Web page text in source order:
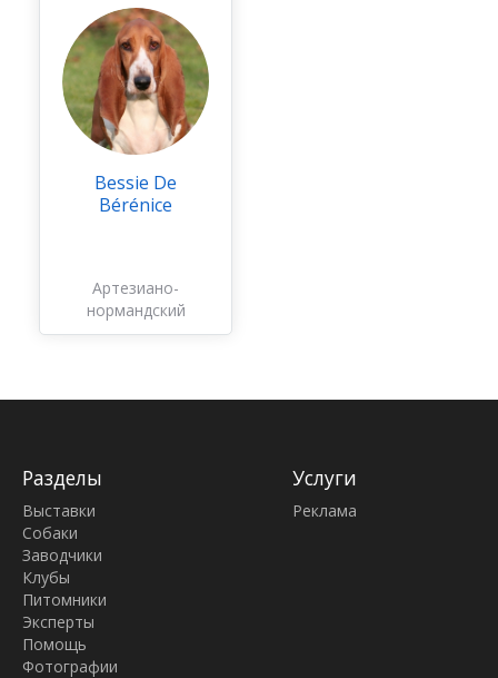
Bessie De
Bérénice
Артезиано-
нормандский
бассет
Разделы
Выставки
Собаки
Заводчики
Клубы
Питомники
Эксперты
Помощь
Фотографии
Услуги
Реклама